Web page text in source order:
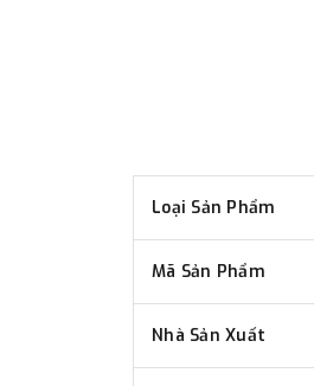
Loại Sản Phẩm
Mã Sản Phẩm
Nhà Sản Xuất